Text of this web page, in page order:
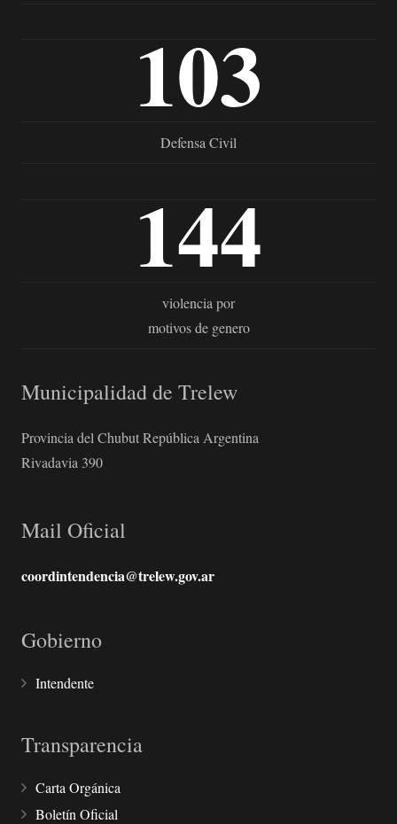
103
Defensa Civil
144
violencia por
motivos de genero
Municipalidad de Trelew
Provincia del Chubut República Argentina
Rivadavia 390
Mail Oficial
coordintendencia@trelew.gov.ar
Gobierno
Intendente
Transparencia
Carta Orgánica
Boletín Oficial